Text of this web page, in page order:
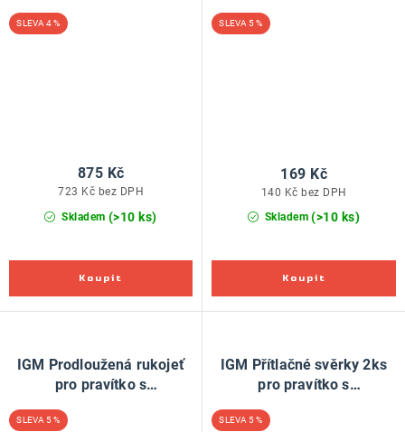
4 %
Skladem (>10 ks)
723 Kč bez DPH
875 Kč
5 %
Skladem (>10 ks)
140 Kč bez DPH
169 Kč
IGM Prodloužená rukojeť
pro pravítko s
5 %
IGM Přítlačné svěrky 2ks
pro pravítko s
5 %